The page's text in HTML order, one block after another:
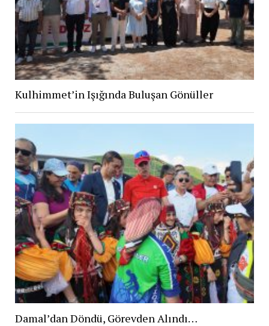
Kulhimmet’in Işığında Buluşan Gönüller
Damal’dan Döndü, Görevden Alındı…